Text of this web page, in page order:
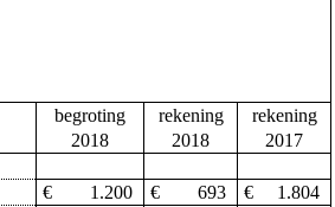
begroting rekening
rekening
2018
2018
2017
€ 1.200 € 693
€ 1.804